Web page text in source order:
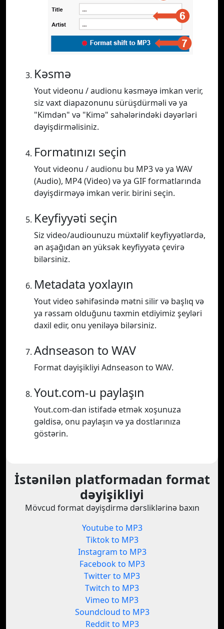
Kəsmə
Yout videonu / audionu kəsməyə imkan verir,
siz vaxt diapazonunu sürüşdürməli və ya
"Kimdən" və "Kimə" sahələrindəki dəyərləri
dəyişdirməlisiniz.
Formatınızı seçin
Yout videonu / audionu bu MP3 və ya WAV
(Audio), MP4 (Video) və ya GIF formatlarında
dəyişdirməyə imkan verir. birini seçin.
Keyfiyyəti seçin
Siz video/audiounuzu müxtəlif keyfiyyətlərdə,
ən aşağıdan ən yüksək keyfiyyətə çevirə
bilərsiniz.
Metadata yoxlayın
Yout video səhifəsində mətni silir və başlıq və
ya rəssam olduğunu təxmin etdiyimiz şeyləri
daxil edir, onu yeniləyə bilərsiniz.
Adnseason to WAV
Format dəyişikliyi Adnseason to WAV.
Yout.com-u paylaşın
Yout.com-dan istifadə etmək xoşunuza
gəldisə, onu paylaşın və ya dostlarınıza
göstərin.
İstənilən platformadan format
dəyişikliyi
Mövcud format dəyişdirmə dərsliklərinə baxın
Youtube to MP3
Tiktok to MP3
Instagram to MP3
Facebook to MP3
Twitter to MP3
Twitch to MP3
Vimeo to MP3
Soundcloud to MP3
Reddit to MP3